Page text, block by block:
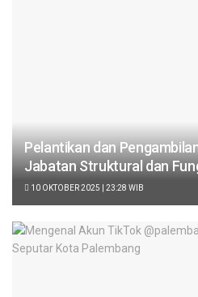
Pelantikan dan
Jabatan Struktural dan
10 OKTOBER 2025 | 23:28 WIB